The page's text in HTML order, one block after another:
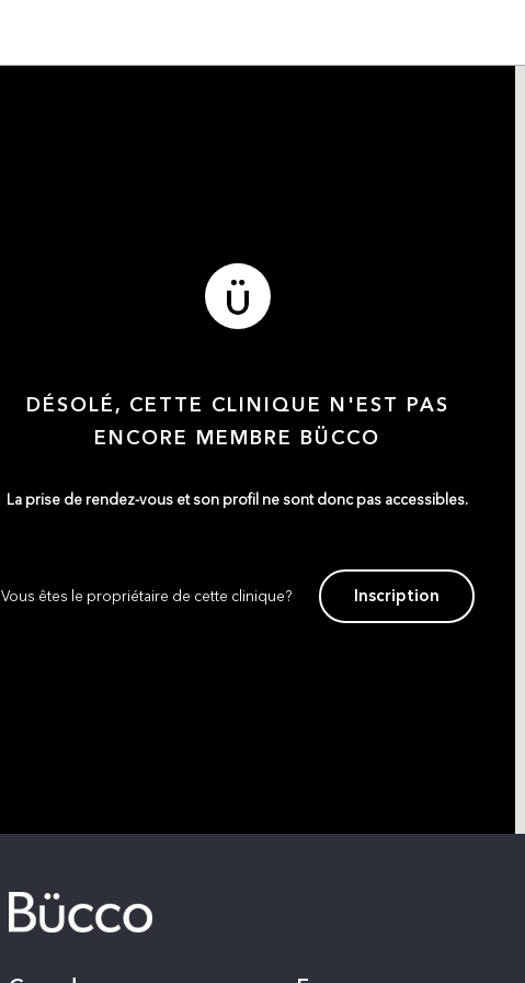
DÉSOLÉ, CETTE CLINIQUE N'EST PAS
ENCORE MEMBRE BÜCCO
La prise de rendez-vous et son profil ne sont donc pas accessibles.
Vous êtes le propriétaire de cette clinique? Inscription